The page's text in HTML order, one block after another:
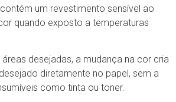
um revestimento sensível ao
quando exposto a temperaturas
desejadas, a mudança na cor cria
diretamente no papel, sem a
como tinta ou toner.